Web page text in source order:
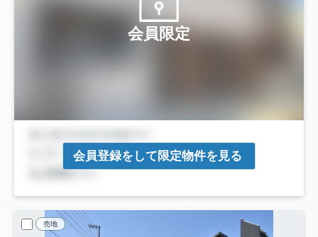
会員限定
会員登録をして限定物件を見る
売地